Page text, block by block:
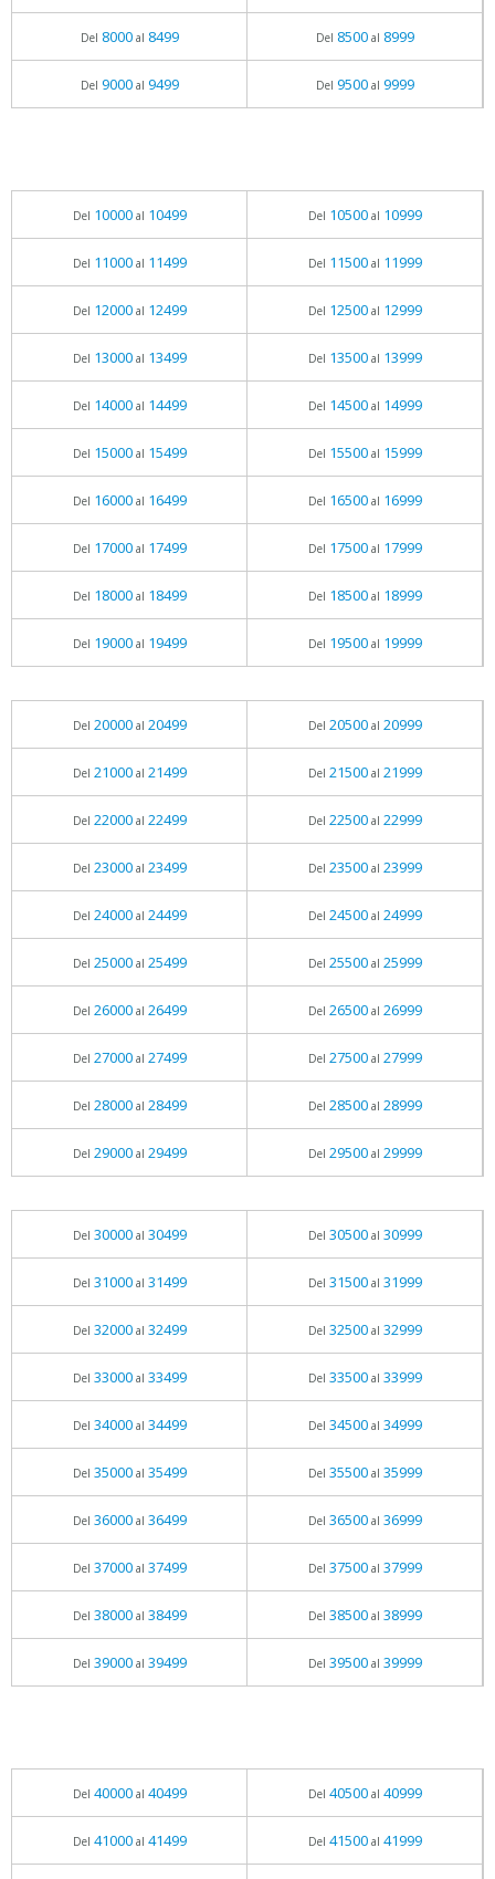
Del 8000al 8499 Del 8500al 8999
Del 9000al 9499 Del 9500al 9999
Del 10000al 10499 Del 10500al 10999
Del 11000al 11499 Del 11500al 11999
Del 12000al 12499 Del 12500al 12999
Del 13000al 13499 Del 13500al 13999
Del 14000al 14499 Del 14500al 14999
Del 15000al 15499 Del 15500al 15999
Del 16000al 16499 Del 16500al 16999
Del 17000al 17499 Del 17500al 17999
Del 18000al 18499 Del 18500al 18999
Del 19000al 19499 Del 19500al 19999
Del 20000al 20499 Del 20500al 20999
Del 21000al 21499 Del 21500al 21999
Del 22000al 22499 Del 22500al 22999
Del 23000al 23499 Del 23500al 23999
Del 24000al 24499 Del 24500al 24999
Del 25000al 25499 Del 25500al 25999
Del 26000al 26499 Del 26500al 26999
Del 27000al 27499 Del 27500al 27999
Del 28000al 28499 Del 28500al 28999
Del 29000al 29499 Del 29500al 29999
Del 30000al 30499 Del 30500al 30999
Del 31000al 31499 Del 31500al 31999
Del 32000al 32499 Del 32500al 32999
Del 33000al 33499 Del 33500al 33999
Del 34000al 34499 Del 34500al 34999
Del 35000al 35499 Del 35500al 35999
Del 36000al 36499 Del 36500al 36999
Del 37000al 37499 Del 37500al 37999
Del 38000al 38499 Del 38500al 38999
Del 39000al 39499 Del 39500al 39999
Del 40000al 40499 Del 40500al 40999
Del 41000al 41499 Del 41500al 41999